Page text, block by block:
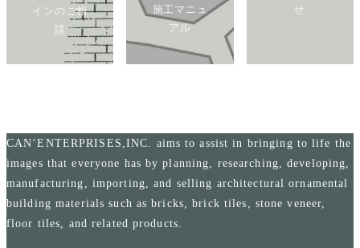
インのご相
談
施工マニュ
アル
せ
CAN’ENTERPRISES,INC. aims to assist in bringing to life the
images that everyone has by planning, researching, developing,
manufacturing, importing, and selling architectural ornamental
building materials such as bricks, brick tiles, stone veneer,
floor tiles, and related products.